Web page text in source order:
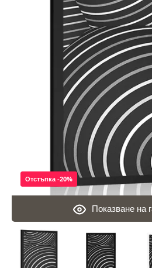
Показване на
Отстъпка -20%